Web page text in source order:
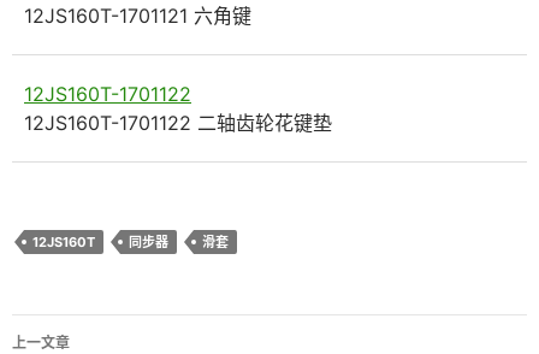
12JS160T-1701121 六角键
12JS160T-1701122
12JS160T-1701122 二轴齿轮花键垫
12JS160T 同步器 滑套
文
上一文章